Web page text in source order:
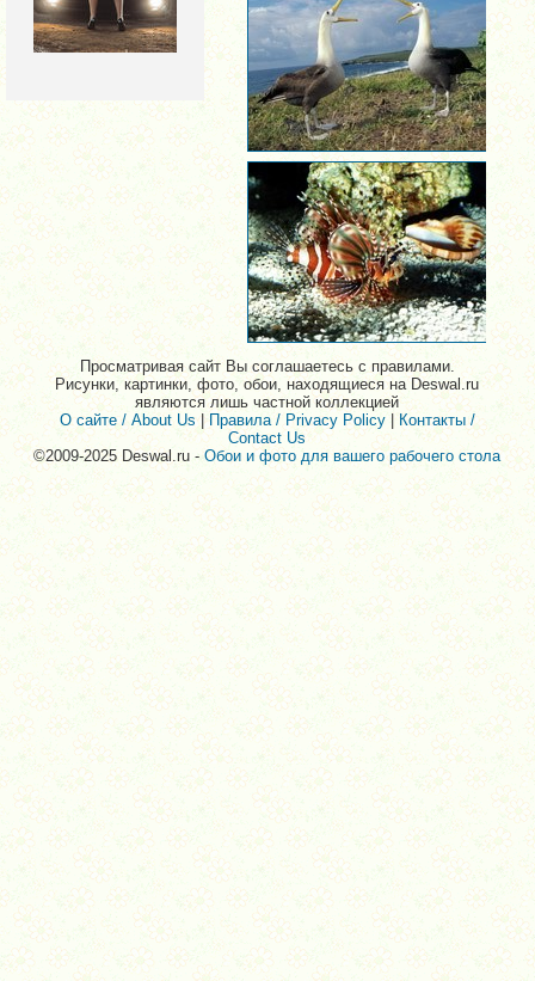
Просматривая сайт Вы соглашаетесь с правилами.
Рисунки, картинки, фото, обои, находящиеся на Deswal.ru
являются лишь частной коллекцией
О сайте / About Us| Правила / Privacy Policy | Контакты /
Contact Us
©2009-2025 Deswal.ru -Обои и фото для вашего рабочего стола